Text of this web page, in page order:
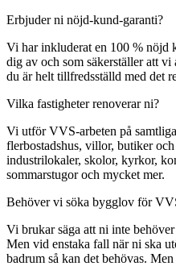
Erbjuder ni nöjd-kund-garanti?
Vi har inkluderat en 100 % nöjd
dig av och som säkerställer att
du är helt tillfredsställd med det
Vilka fastigheter renoverar ni?
Vi utför VVS-arbeten på
flerbostadshus, villor, butiker
industrilokaler, skolor, kyrkor,
sommarstugor och mycket mer.
Behöver vi söka bygglov för
Vi brukar säga att ni inte
Men vid enstaka fall när ni ska
badrum så kan det behövas.